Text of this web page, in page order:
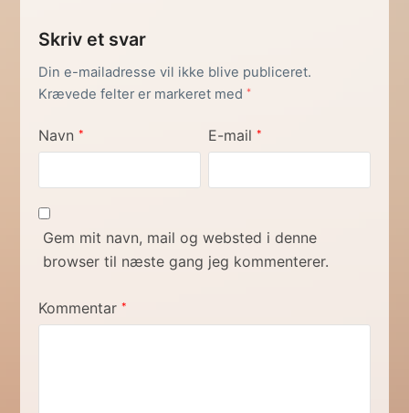
Skriv et svar
Din e-mailadresse vil ikke blive publiceret.
Krævede felter er markeret med*
Navn* E-mail *
Gem mit navn, mail og websted i denne
browser til næste gang jeg kommenterer.
Kommentar*